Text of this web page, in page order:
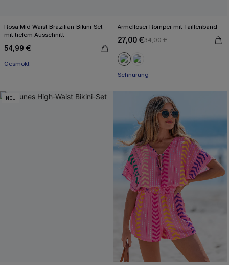
Rosa Mid-Waist Brazilian-Bikini-Set
mit tiefem Ausschnitt
54,99 €
Gesmokt
Ärmelloser Romper mit Taillenband
27,00 €34,00 €
Schnürung
NEU